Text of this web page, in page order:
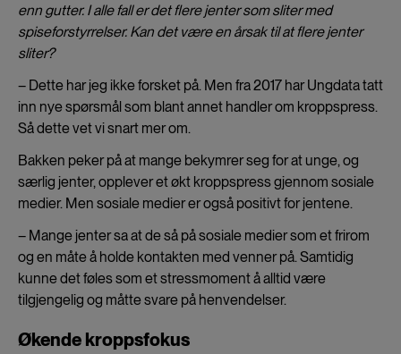
enn gutter. I alle fall er det flere jenter som sliter med
spiseforstyrrelser. Kan det være en årsak til at flere jenter
sliter?
– Dette har jeg ikke forsket på. Men fra 2017 har Ungdata tatt
inn nye spørsmål som blant annet handler om kroppspress.
Så dette vet vi snart mer om.
Bakken peker på at mange bekymrer seg for at unge, og
særlig jenter, opplever et økt kroppspress gjennom sosiale
medier. Men sosiale medier er også positivt for jentene.
– Mange jenter sa at de så på sosiale medier som et frirom
og en måte å holde kontakten med venner på. Samtidig
kunne det føles som et stressmoment å alltid være
tilgjengelig og måtte svare på henvendelser.
Økende kroppsfokus